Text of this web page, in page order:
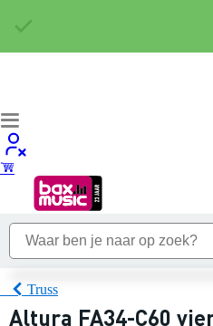
Truss
Altura FA34-C60